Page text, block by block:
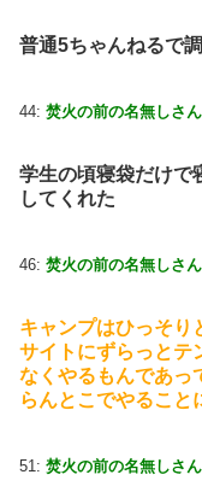
普通5ちゃんねるで
44: 焚火の前の名無しさん
学生の頃寝袋だけで
してくれた
46: 焚火の前の名無しさん
キャンプはひっそり
サイトにずらっとテ
なくやるもんであっ
らんとこでやること
51: 焚火の前の名無しさん